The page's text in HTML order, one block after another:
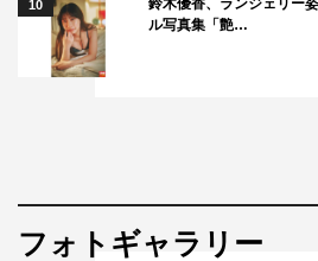
10
ル写真集「艶…
フォトギャラリー